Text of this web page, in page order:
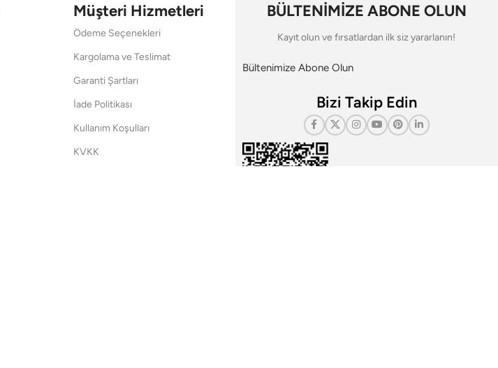
Müşteri Hizmetleri
Ödeme Seçenekleri
Kargolama ve Teslimat
Garanti Şartları
İade Politikası
Kullanım Koşulları
KVKK
BÜLTENİMİZE ABONE OLUN
Kayıt olun ve fırsatlardan ilk siz yararlanın!
Bültenimize Abone Olun
Bizi Takip Edin